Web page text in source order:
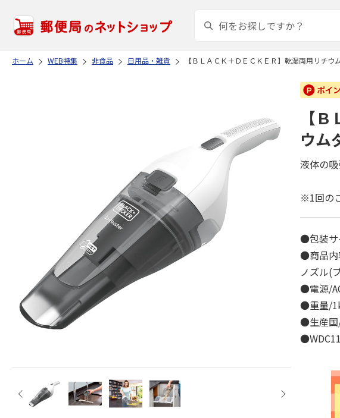
ホーム WEB特集 非食品 日用品・雑貨 【ＢＬＡＣＫ＋ＤＥＣＫＥＲ】乾湿両用リチ
【
ウム
液体の
※1回の
●包装
●商品内
ノズル(
●電源/
●重量/
●生産国